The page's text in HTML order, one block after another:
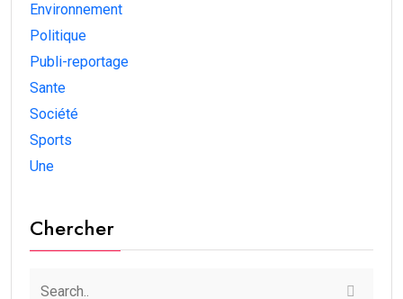
Environnement
Politique
Publi-reportage
Sante
Société
Sports
Une
Chercher